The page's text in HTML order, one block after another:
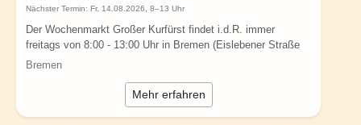
Nächster Termin: Fr, 14.08.2026, 8–13 Uhr
Der Wochenmarkt Großer Kurfürst findet i.d.R. immer
freitags von 8:00 - 13:00 Uhr in Bremen (Eislebener Straße
68, 28329 Bremen) statt (Quelle und...
Bremen
Mehr erfahren